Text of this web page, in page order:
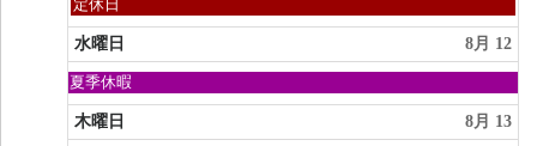
2026
日,
8
月
9th
2026
火
曜
日,
8
月
2026
定休日
水曜日 8月 12
日
曜
日,
8
夏季休暇
木曜日 8月 13